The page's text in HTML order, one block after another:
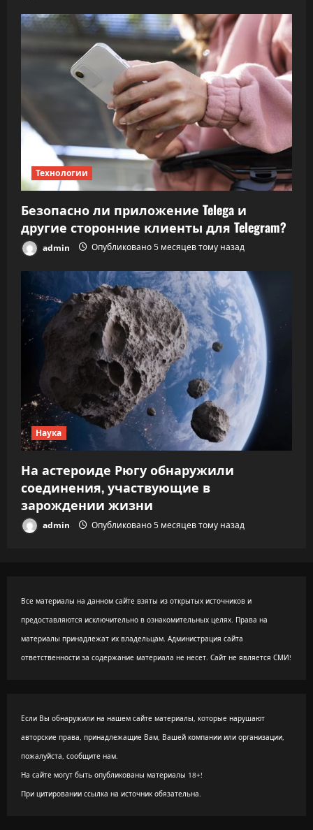
Технологии
Безопасно ли приложение Telega и
другие сторонние клиенты для Telegram?
admin Опубликовано 5 месяцев тому назад
Наука
На астероиде Рюгу обнаружили
соединения, участвующие в
зарождении жизни
admin Опубликовано 5 месяцев тому назад
Все материалы на данном сайте взяты из открытых источников и
предоставляются исключительно в ознакомительных целях. Права на
материалы принадлежат их владельцам. Администрация сайта
ответственности за содержание материала не несет. Сайт не является СМИ!
Если Вы обнаружили на нашем сайте материалы, которые нарушают
авторские права, принадлежащие Вам, Вашей компании или организации,
пожалуйста, сообщите нам.
На сайте могут быть опубликованы материалы 18+!
При цитировании ссылка на источник обязательна.